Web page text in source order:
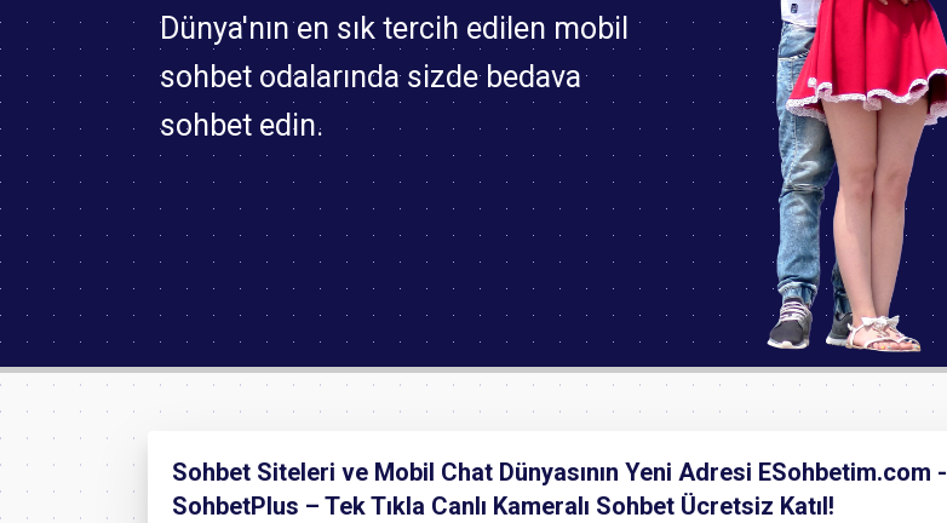
Dünya'nın en sık tercih edilen mobil
sohbet odalarında sizde bedava
sohbet edin.
Sohbet Siteleri ve Mobil Chat Dünyasının Yeni Adresi ESohbetim.com -
SohbetPlus – Tek Tıkla Canlı Kameralı Sohbet Ücretsiz Katıl!